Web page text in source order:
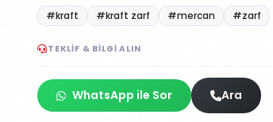
#kraft #kraft zarf #mercan #zarf
TEKLIF & BILGI ALIN
WhatsApp ile Sor Ara